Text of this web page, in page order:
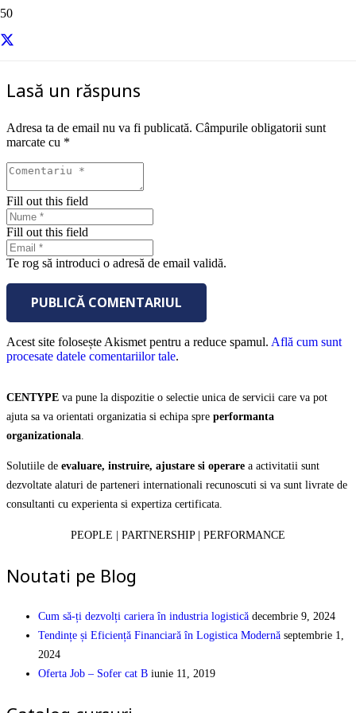
Lasă un răspuns
Adresa ta de email nu va fi publicată. Câmpurile obligatorii sunt
marcate cu *
Fill out this field
Fill out this field
Te rog să introduci o adresă de email validă.
PUBLICĂ COMENTARIUL
Acest site folosește Akismet pentru a reduce spamul. Află cum sunt
procesate datele comentariilor tale.
CENTYPE va pune la dispozitie o selectie unica de servicii care va pot
ajuta sa va orientati organizatia si echipa spre performanta
organizationala
Solutiile de evaluare, instruire, ajustare si operare a activitatii sunt
dezvoltate alaturi de parteneri internationali recunoscuti si va sunt livrate de
consultanti cu experienta si expertiza certificata.
PEOPLE | PARTNERSHIP | PERFORMANCE
Noutati pe Blog
Cum să-ți dezvolți cariera în industria logistică decembrie 9, 2024
Tendințe și Eficiență Financiară în Logistica Modernă septembrie 1,
2024
Oferta Job – Sofer cat B iunie 11, 2019